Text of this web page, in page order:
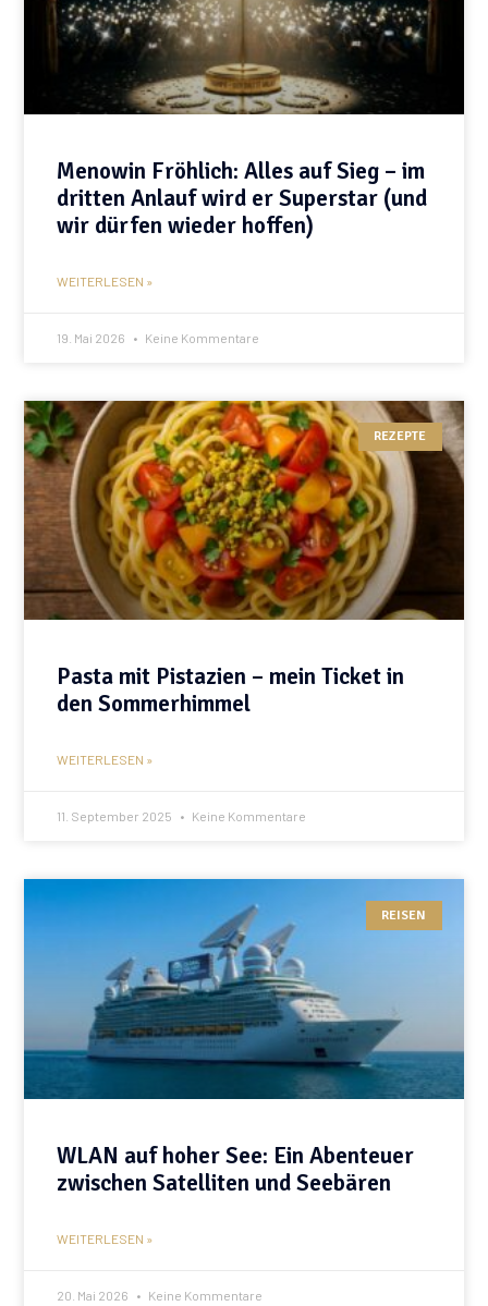
Menowin Fröhlich: Alles auf Sieg – im
dritten Anlauf wird er Superstar (und
wir dürfen wieder hoffen)
WEITERLESEN »
19. Mai 2026 Keine Kommentare
REZEPTE
Pasta mit Pistazien – mein Ticket in
den Sommerhimmel
WEITERLESEN »
11. September 2025 Keine Kommentare
REISEN
WLAN auf hoher See: Ein Abenteuer
zwischen Satelliten und Seebären
WEITERLESEN »
20. Mai 2026 Keine Kommentare